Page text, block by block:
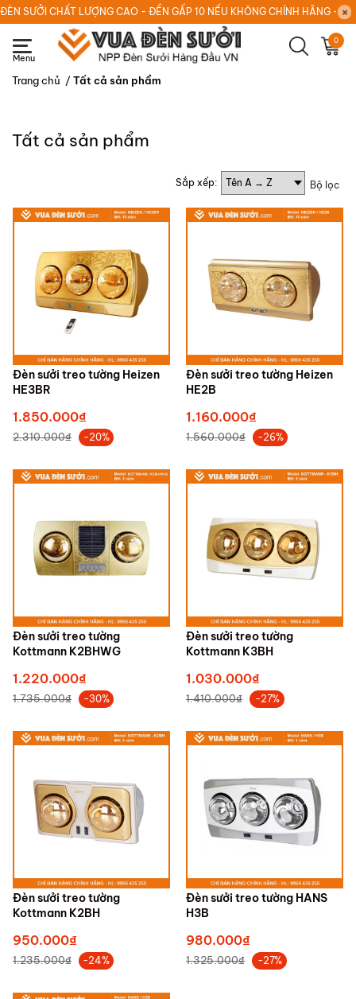
ĐÈN SƯỞI CHẤT LƯỢNG CAO - ĐỀN GẤP 10 NẾU KHÔNG CHÍNH HÃNG -
0
Trang chủ / Tất cả sản phẩm
Tất cả sản phẩm
Sắp xếp: Bộ lọc
Đèn sưởi treo tường Heizen
HE3BR
1.850.000₫
2.310.000₫ -20%
Đèn sưởi treo tường Heizen
HE2B
1.160.000₫
1.560.000₫ -26%
Đèn sưởi treo tường
Kottmann K2BHWG
1.220.000₫
1.735.000₫ -30%
Đèn sưởi treo tường
Kottmann K3BH
1.030.000₫
1.410.000₫ -27%
Đèn sưởi treo tường
Kottmann K2BH
950.000₫
1.235.000₫ -24%
Đèn sưởi treo tường HANS
H3B
980.000₫
1.325.000₫ -27%